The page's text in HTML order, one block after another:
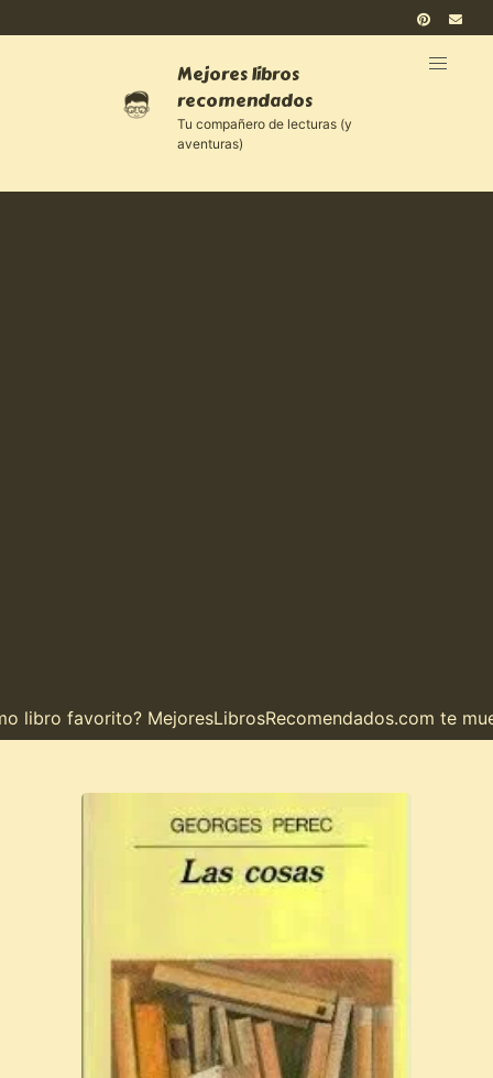
Mejores libros
recomendados
Tu compañero de lecturas (y
aventuras)
favorito? MejoresLibrosRecomendados.com te